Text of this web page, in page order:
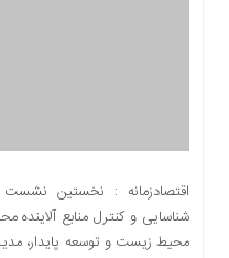
معدن
نفت
اقتصادزمانه : نخستین
شناسایی و کنترل منابع
محیط زیست و توسعه پایدار،